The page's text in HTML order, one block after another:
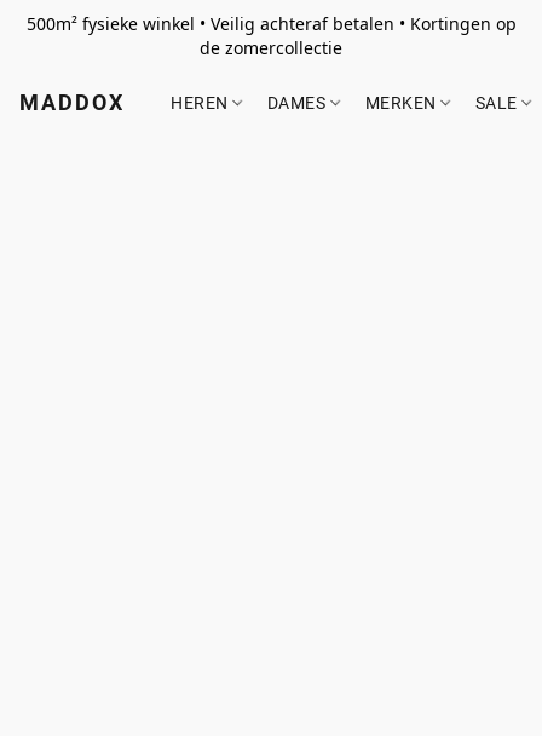
500m² fysieke winkel • Veilig achteraf betalen • Kortingen op
de zomercollectie
MADDOX HEREN DAMES MERKEN SALE